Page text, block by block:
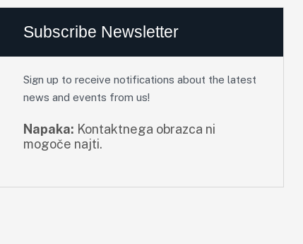
Subscribe Newsletter
Sign up to receive notifications about the latest
news and events from us!
Napaka: Kontaktnega obrazca ni
mogoče najti.